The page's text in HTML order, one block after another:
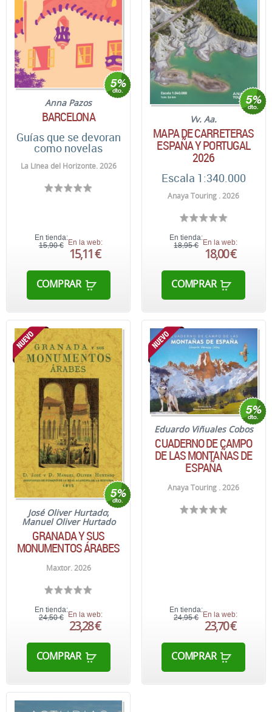
Anna Pazos
BARCELONA
Guías que se devoran
como novelas
La Línea del Horizonte. 2026
En tienda:
15,90 € En la web:
15,11 €
COMPRAR
Vv. Aa.
MAPA DE CARRETERAS
ESPAÑA Y PORTUGAL
2026
Escala 1:340.000
Anaya Touring . 2026
En tienda:
18,95 €
En la web:
18,00 €
COMPRAR
José Oliver Hurtado;
Manuel Oliver Hurtado
GRANADA Y SUS
MONUMENTOS ÁRABES
Maxtor. 2026
En tienda:
24,50 € En la web:
23,28 €
COMPRAR
Eduardo Viñuales Cobos
CUADERNO DE CAMPO
DE LAS MONTAÑAS DE
ESPAÑA
Anaya Touring . 2026
En tienda:
24,95 € En la web:
23,70 €
COMPRAR